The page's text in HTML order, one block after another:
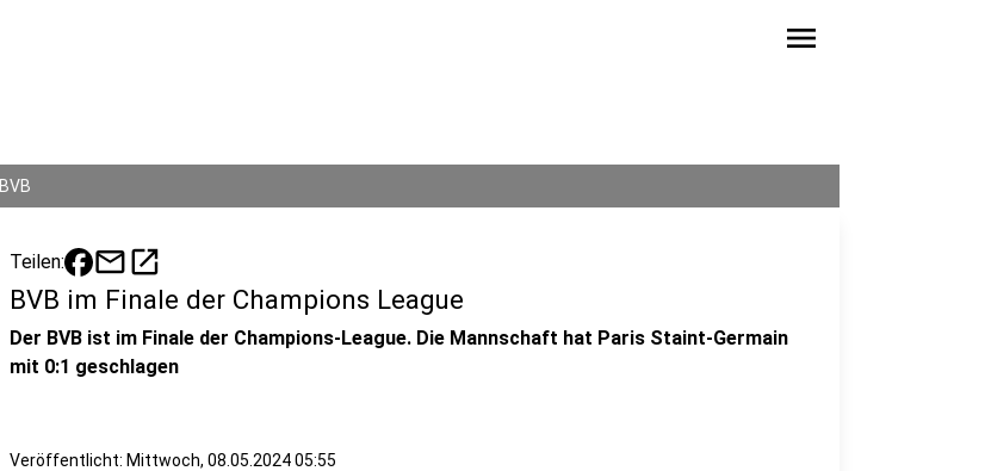
menu
BVB
Teilen: mailopen_in_new
BVB im Finale der Champions League
Der BVB ist im Finale der Champions-League. Die Mannschaft hat Paris Staint-Germain
mit 0:1 geschlagen
Veröffentlicht: Mittwoch, 08.05.2024 05:55